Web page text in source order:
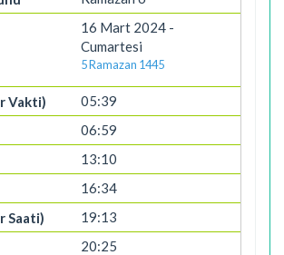
16 Mart 2024 -
Cumartesi
5 Ramazan 1445
05:39
06:59
13:10
16:34
19:13
20:25